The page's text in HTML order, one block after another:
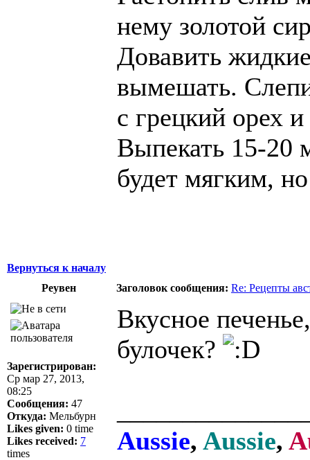
нему золотой
Довавить
вымешать.
с грецкий орех
Выпекать 15-20
будет мягким,
Вернуться к началу
Реувен
Заголовок сообщения: Re: Рецепты
Зарегистрирован:
Ср мар 27, 2013,
08:25
Сообщения: 47
Откуда: Мельбурн
Likes given: 0 time
Likes received: 7
times
Вкусное
булочек?
Aussie, Aussie,